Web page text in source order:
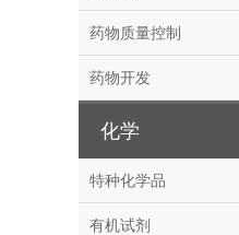
药物质量控制
药物开发
化学
特种化学品
有机试剂